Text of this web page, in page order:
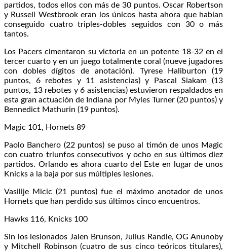
partidos, todos ellos con más de 30 puntos. Oscar Robertson
y Russell Westbrook eran los únicos hasta ahora que habían
conseguido cuatro triples-dobles seguidos con 30 o más
tantos.
Los Pacers cimentaron su victoria en un potente 18-32 en el
tercer cuarto y en un juego totalmente coral (nueve jugadores
con dobles dígitos de anotación). Tyrese Haliburton (19
puntos, 6 rebotes y 11 asistencias) y Pascal Siakam (13
puntos, 13 rebotes y 6 asistencias) estuvieron respaldados en
esta gran actuación de Indiana por Myles Turner (20 puntos) y
Bennedict Mathurin (19 puntos).
Magic 101, Hornets 89
Paolo Banchero (22 puntos) se puso al timón de unos Magic
con cuatro triunfos consecutivos y ocho en sus últimos diez
partidos. Orlando es ahora cuarto del Este en lugar de unos
Knicks a la baja por sus múltiples lesiones.
Vasilije Micic (21 puntos) fue el máximo anotador de unos
Hornets que han perdido sus últimos cinco encuentros.
Hawks 116, Knicks 100
Sin los lesionados Jalen Brunson, Julius Randle, OG Anunoby
y Mitchell Robinson (cuatro de sus cinco teóricos titulares),